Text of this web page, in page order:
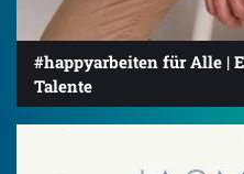
#happyarbeiten für Alle |
Talente